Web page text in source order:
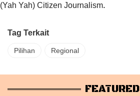
(Yah Yah) Citizen Journalism.
Tag Terkait
Pilihan Regional
FEATURED